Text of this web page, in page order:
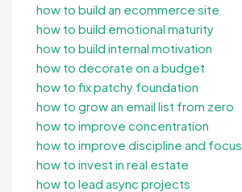
how to build an ecommerce site
how to build emotional maturity
how to build internal motivation
how to decorate on a budget
how to fix patchy foundation
how to grow an email list from zero
how to improve concentration
how to improve discipline and focus
how to invest in real estate
how to lead async projects